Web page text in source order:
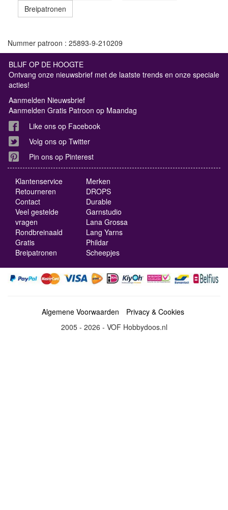
Breipatronen
Nummer patroon : 25893-9-210209
BLIJF OP DE HOOGTE
Ontvang onze nieuwsbrief met de laatste trends en onze speciale
acties!
Aanmelden Nieuwsbrief
Aanmelden Gratis Patroon op Maandag
Like ons op Facebook
Volg ons op Twitter
Pin ons op Pinterest
Klantenservice
Retourneren
Contact
Veel gestelde
vragen
Rondbreinaald
Gratis
Breipatronen
Merken
DROPS
Durable
Garnstudio
Lana Grossa
Lang Yarns
Phildar
Scheepjes
Algemene Voorwaarden
Privacy & Cookies
2005 - 2026 - VOF Hobbydoos.nl